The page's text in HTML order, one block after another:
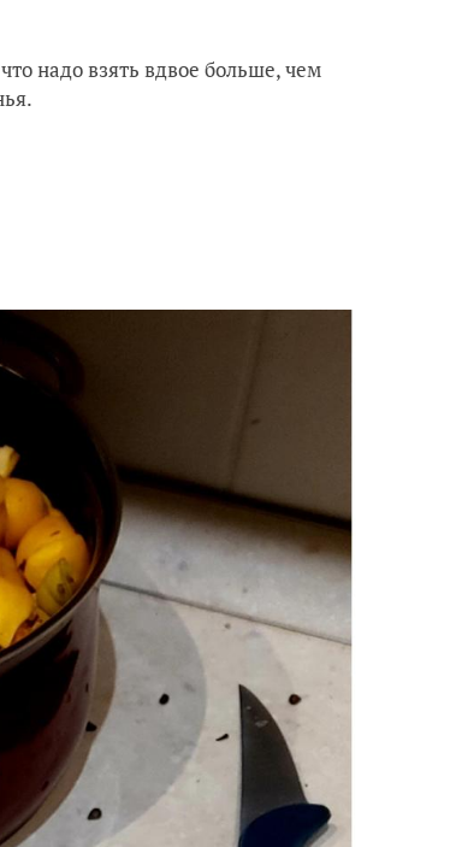
надо взять вдвое больше, чем